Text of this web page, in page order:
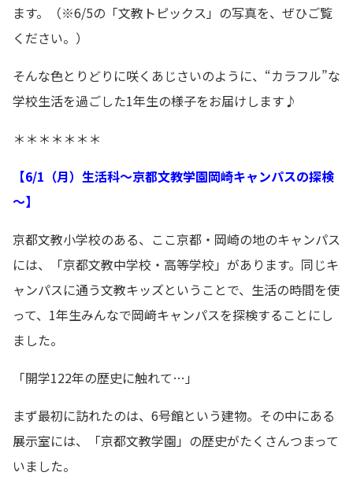
ます。（※6/5の「文教トピックス」の写真を、ぜひご覧
ください。）
そんな色とりどりに咲くあじさいのように、“カラフル”な
学校生活を過ごした1年生の様子をお届けします♪
＊＊＊＊＊＊＊
【6/1（月）生活科～京都文教学園岡崎キャンパスの探検
～】
京都文教小学校のある、ここ京都・岡崎の地のキャンパス
には、「京都文教中学校・高等学校」があります。同じキ
ャンパスに通う文教キッズということで、生活の時間を使
って、1年生みんなで岡﨑キャンパスを探検することにし
ました。
「開学122年の歴史に触れて…」
まず最初に訪れたのは、6号館という建物。その中にある
展示室には、「京都文教学園」の歴史がたくさんつまって
いました。